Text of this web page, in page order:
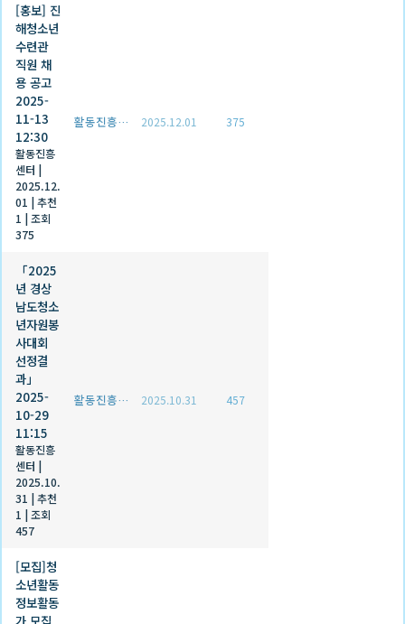
[홍보] 진
해청소년
수련관
직원 채
용 공고
2025-
11-13
12:30
활동진흥
센터 |
2025.12.
01 |추천
1 |조회
375
활동진흥센터 2025.12.01 375
「2025
년 경상
남도청소
년자원봉
사대회
선정결
과」
2025-
10-29
11:15
활동진흥
센터 |
2025.10.
31 |추천
1 |조회
457
활동진흥센터 2025.10.31 457
[모집]청
소년활동
정보활동